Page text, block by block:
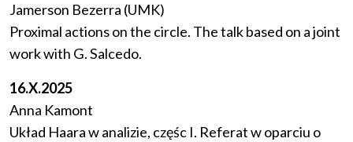
Jamerson Bezerra (UMK)
Proximal actions on the circle. The talk based on a joint
work with G. Salcedo.
16.X.2025
Anna Kamont
Układ Haara w analizie, częśc I. Referat w oparciu o